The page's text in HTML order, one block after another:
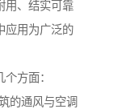
用、结实可靠
应用为广泛的
方面：
的通风与空调